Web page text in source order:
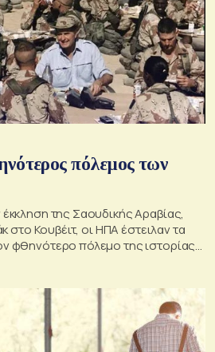
πόλεμος των
της Σαουδικής Αραβίας,
στο Κουβέιτ, οι ΗΠΑ έστειλαν τα
φθηνότερο πόλεμο της ιστορίας